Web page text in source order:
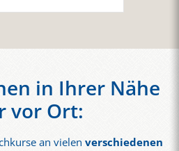
in Ihrer Nähe
vor Ort:
an vielen verschiedenen